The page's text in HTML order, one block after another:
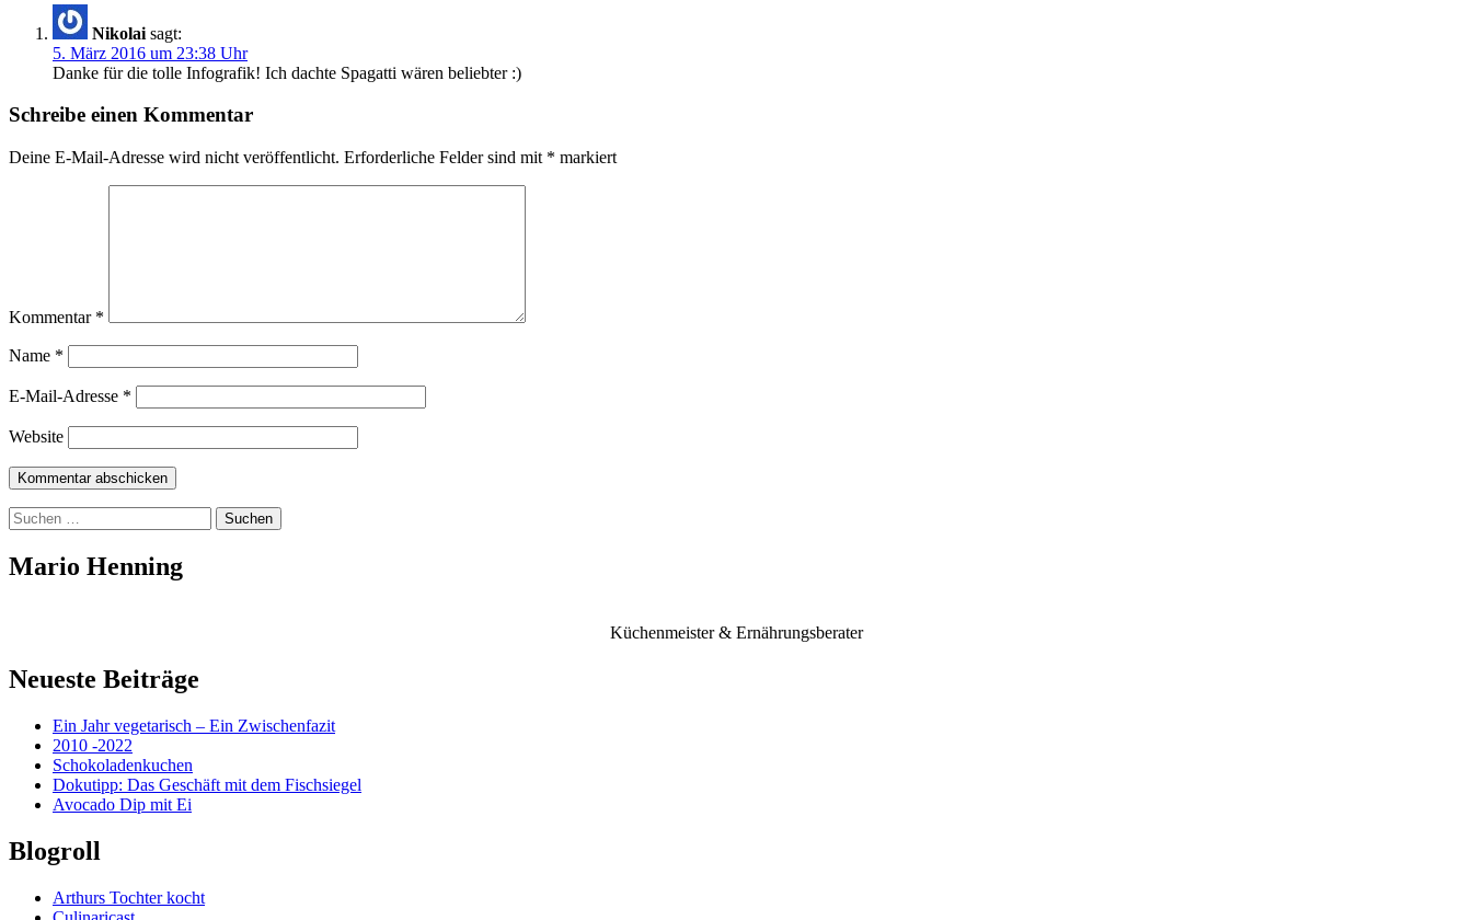
Nikolai sagt:
5. März 2016 um 23:38 Uhr
Danke für die tolle Infografik! Ich dachte Spagatti wären beliebter :)
Schreibe einen Kommentar
Deine E-Mail-Adresse wird nicht veröffentlicht. Erforderliche Felder sind mit * markiert
Kommentar *
Name *
E-Mail-Adresse *
Website
Suchen
nach:
Mario Henning
Küchenmeister & Ernährungsberater
Neueste Beiträge
Ein Jahr vegetarisch – Ein Zwischenfazit
2010 -2022
Schokoladenkuchen
Dokutipp: Das Geschäft mit dem Fischsiegel
Avocado Dip mit Ei
Blogroll
Arthurs Tochter kocht